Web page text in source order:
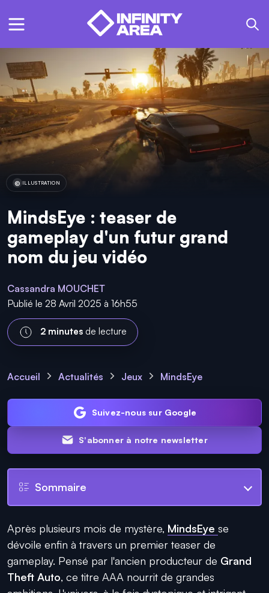
ILLUSTRATION
MindsEye : teaser de
gameplay d'un futur grand
nom du jeu vidéo
Cassandra MOUCHET
Publié le 28 Avril 2025 à 16h55
2 minutes de lecture
Accueil Actualités Jeux MindsEye
Suivez-nous sur Google
S'abonner à notre newsletter
Sommaire
Après plusieurs mois de mystère, MindsEye se
dévoile enfin à travers un premier teaser de
gameplay. Pensé par l'ancien producteur de Grand
Theft Auto, ce titre AAA nourrit de grandes